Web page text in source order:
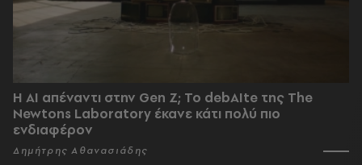
Η AI απέναντι στην Gen Z; Το debAIte της The
Newtons Laboratory έκανε κάτι πολύ πιο
ενδιαφέρον
Δημήτρης Αθανασιάδης